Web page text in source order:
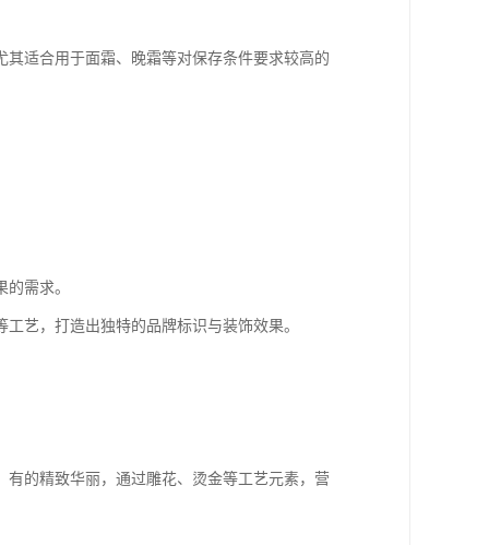
适合用于面霜、晚霜等对保存条件要求较高的
需求。
艺，打造出独特的品牌标识与装饰效果。
的精致华丽，通过雕花、烫金等工艺元素，营